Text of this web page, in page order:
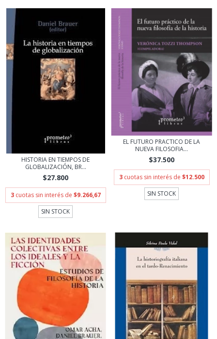
HISTORIA EN TIEMPOS DE
GLOBALIZACIÓN, BR...
$27.800
3 cuotas sin interés de $9.266,67
SIN STOCK
EL FUTURO PRACTICO DE LA
NUEVA FILOSOFIA...
$37.500
3 cuotas sin interés de $12.500
SIN STOCK